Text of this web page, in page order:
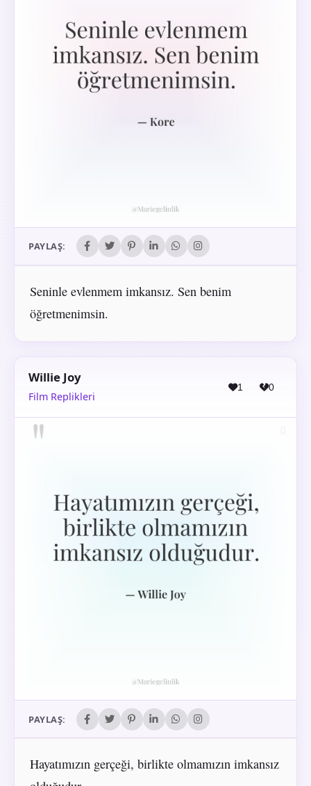
PAYLAŞ:
Seninle evlenmem imkansız. Sen benim
öğretmenimsin.
Willie Joy
Film Replikleri
1 0
PAYLAŞ:
Hayatımızın gerçeği, birlikte olmamızın imkansız